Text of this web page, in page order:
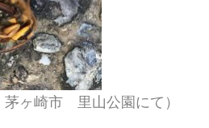
茅ヶ崎市 里山公園にて）